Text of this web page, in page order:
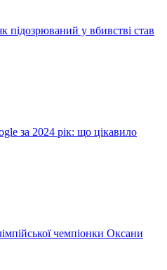
у вбивстві став
за 2024 рік: що цікавило
чемпіонки Оксани